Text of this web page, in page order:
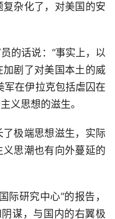
杂化了，对美国的安
的话说：“事实上，以
剧了对美国本土的威
军在伊拉克包括虐囚在
义思想的滋生。
极端思想滋生，实际
思潮也有向外蔓延的
际研究中心”的报告，
谋，与国内的右翼极